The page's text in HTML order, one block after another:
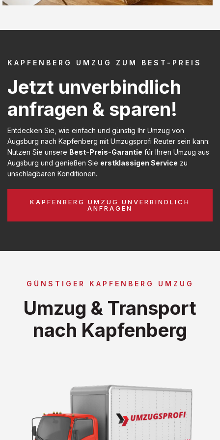
KAPFENBERG UMZUG ZUM BEST-PREIS
Jetzt unverbindlich
anfragen & sparen!
Entdecken Sie, wie einfach und günstig Ihr Umzug von
Augsburg nach Kapfenberg mit Umzugsprofi Reuter sein kann:
Nutzen Sie unsere Best-Preis-Garantie für Ihren Umzug aus
Augsburg und genießen Sie erstklassigen Service zu
unschlagbaren Konditionen.
KAPFENBERG UMZUG UNVERBINDLICH
ANFRAGEN
GÜNSTIGER KAPFENBERG UMZUG
Umzug & Transport
nach Kapfenberg